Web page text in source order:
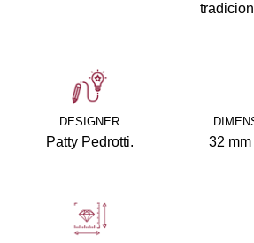
DESIGNER
Patty Pedrotti.
32